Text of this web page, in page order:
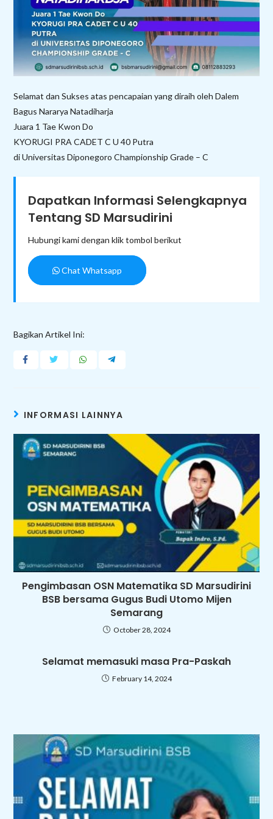
Selamat dan Sukses atas pencapaian yang diraih oleh Dalem
Bagus Nararya Natadiharja
Juara 1 Tae Kwon Do
KYORUGI PRA CADET C U 40 Putra
di Universitas Diponegoro Championship Grade – C
Dapatkan Informasi Selengkapnya
Tentang SD Marsudirini
Hubungi kami dengan klik tombol berikut
Chat Whatsapp
Bagikan Artikel Ini:
INFORMASI LAINNYA
Pengimbasan OSN Matematika SD Marsudirini
BSB bersama Gugus Budi Utomo Mijen
Semarang
October 28, 2024
Selamat memasuki masa Pra-Paskah
February 14, 2024